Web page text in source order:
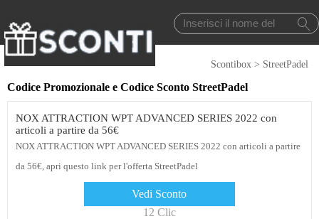
Scontibox > StreetPadel
Codice Promozionale e Codice Sconto StreetPadel
NOX ATTRACTION WPT ADVANCED SERIES 2022 con
articoli a partire da 56€
NOX ATTRACTION WPT ADVANCED SERIES 2022 con articoli a partire
da 56€, apri questo link per l'offerta StreetPadel
Vedi Sconto
12 Clic